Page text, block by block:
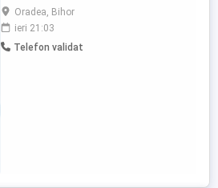
calificat, deținător al avizului de liberă
practică valabil pentru anul 2026, pentru a
se alătura echipei noastre. Rolul principal
al poziției este de a oferi servicii de
Oradea, Bihor
ieri 21:03
Telefon validat